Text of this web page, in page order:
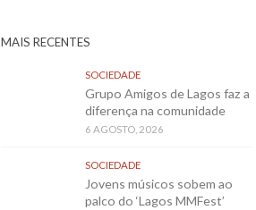
MAIS RECENTES
SOCIEDADE
Grupo Amigos de Lagos faz a
diferença na comunidade
6 AGOSTO, 2026
SOCIEDADE
Jovens músicos sobem ao
palco do ‘Lagos MMFest’